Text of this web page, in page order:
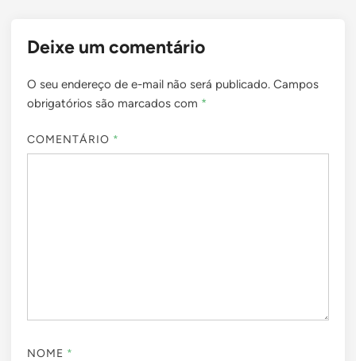
Deixe um comentário
O seu endereço de e-mail não será publicado. Campos
obrigatórios são marcados com *
COMENTÁRIO *
NOME *